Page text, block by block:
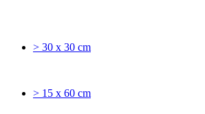
> 30 x 30 cm
> 15 x 60 cm